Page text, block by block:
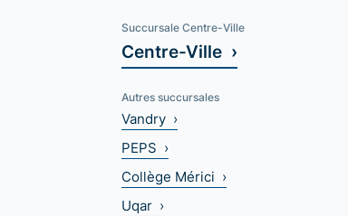
Succursale Centre-Ville
Centre-Ville ›
Autres succursales
Vandry ›
PEPS ›
Collège Mérici ›
Uqar ›